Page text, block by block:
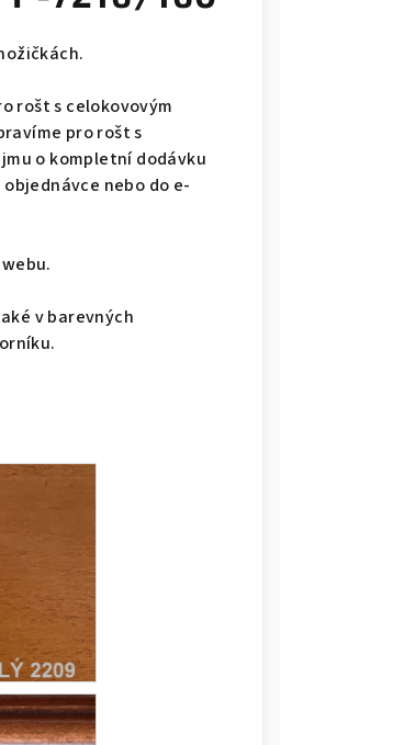
rošt s celokovovým
pro rošt s
o kompletní dodávku
nebo do e-
v barevných